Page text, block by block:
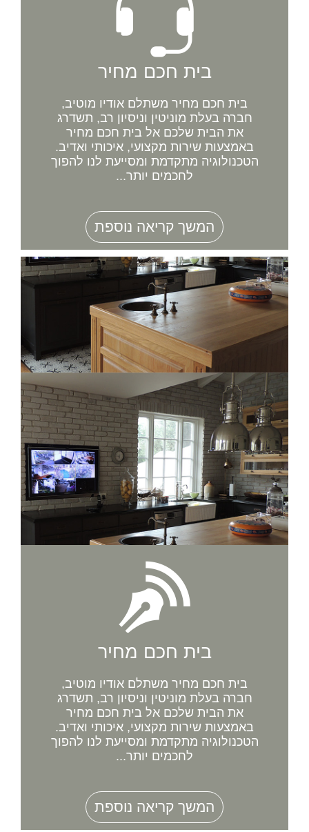
בית חכם מחיר
בית חכם מחיר משתלם אודיו מוטיב,
חברה בעלת מוניטין וניסיון רב, תשדרג
את הבית שלכם אל בית חכם מחיר
באמצעות שירות מקצועי, איכותי ואדיב.
הטכנולוגיה מתקדמת ומסייעת לנו להפוך
לחכמים יותר...
המשך קריאה נוספת
בית חכם מחיר
בית חכם מחיר משתלם אודיו מוטיב,
חברה בעלת מוניטין וניסיון רב, תשדרג
את הבית שלכם אל בית חכם מחיר
באמצעות שירות מקצועי, איכותי ואדיב.
הטכנולוגיה מתקדמת ומסייעת לנו להפוך
לחכמים יותר...
המשך קריאה נוספת